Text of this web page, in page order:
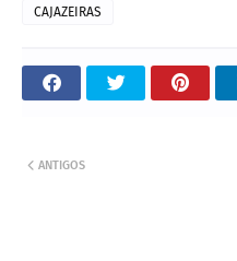
CAJAZEIRAS
ANTIGOS